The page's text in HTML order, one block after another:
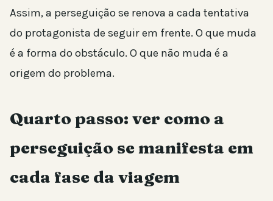
Assim, a perseguição se renova a cada tentativa
do protagonista de seguir em frente. O que muda
é a forma do obstáculo. O que não muda é a
origem do problema.
Quarto passo: ver como a
perseguição se manifesta em
cada fase da viagem